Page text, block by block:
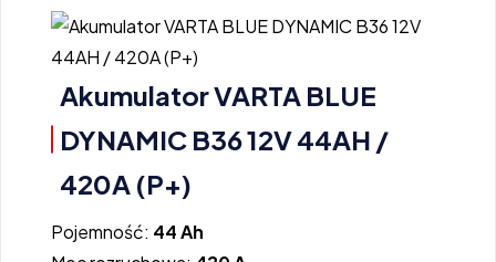
Akumulator VARTA BLUE
DYNAMIC B36 12V 44AH /
420A (P+)
Pojemność: 44 Ah